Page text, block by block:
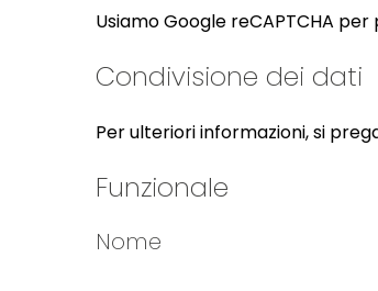
Usiamo Google reCAPTCHA
Condivisione dei dati
Per ulteriori informazioni, si
Funzionale
Nome